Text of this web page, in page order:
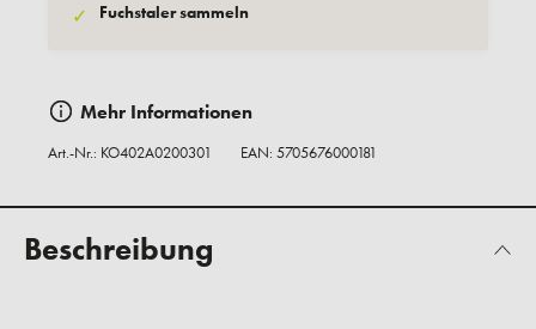
✓ Fuchstaler sammeln
Mehr Informationen
Art.-Nr.: KO402A0200301 EAN: 5705676000181
Beschreibung